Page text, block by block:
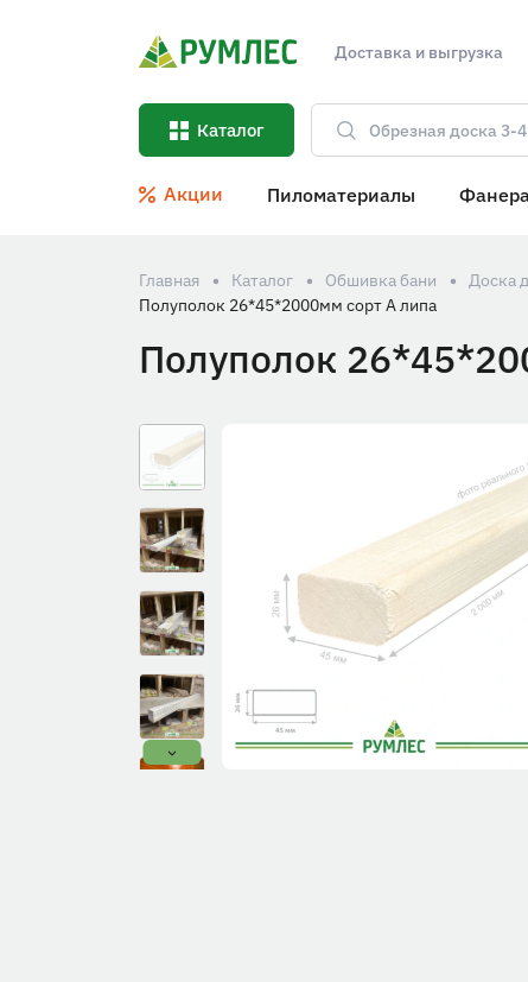
Доставка и выгрузка
Каталог
Акции Пиломатериалы
Главная Каталог Обшивка бани Доска
Полуполок 26*45*2000мм сорт А липа
Полуполок